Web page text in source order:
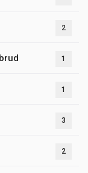
2
1
1
3
2